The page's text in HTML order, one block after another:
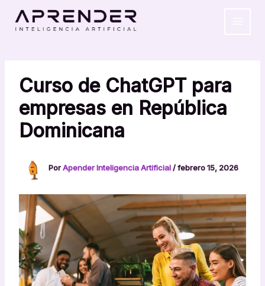
contenido
Curso de ChatGPT para
empresas en República
Dominicana
PorApender Inteligencia Artificial/febrero 15, 2026